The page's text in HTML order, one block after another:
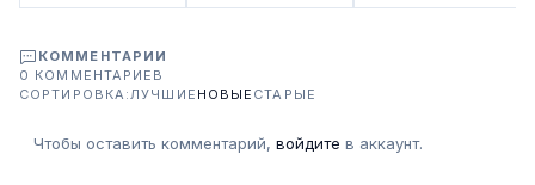
КОММЕНТАРИИ
0 КОММЕНТАРИЕВ
СОРТИРОВКА:ЛУЧШИЕ НОВЫЕ СТАРЫЕ
Чтобы оставить комментарий, войдите в аккаунт.